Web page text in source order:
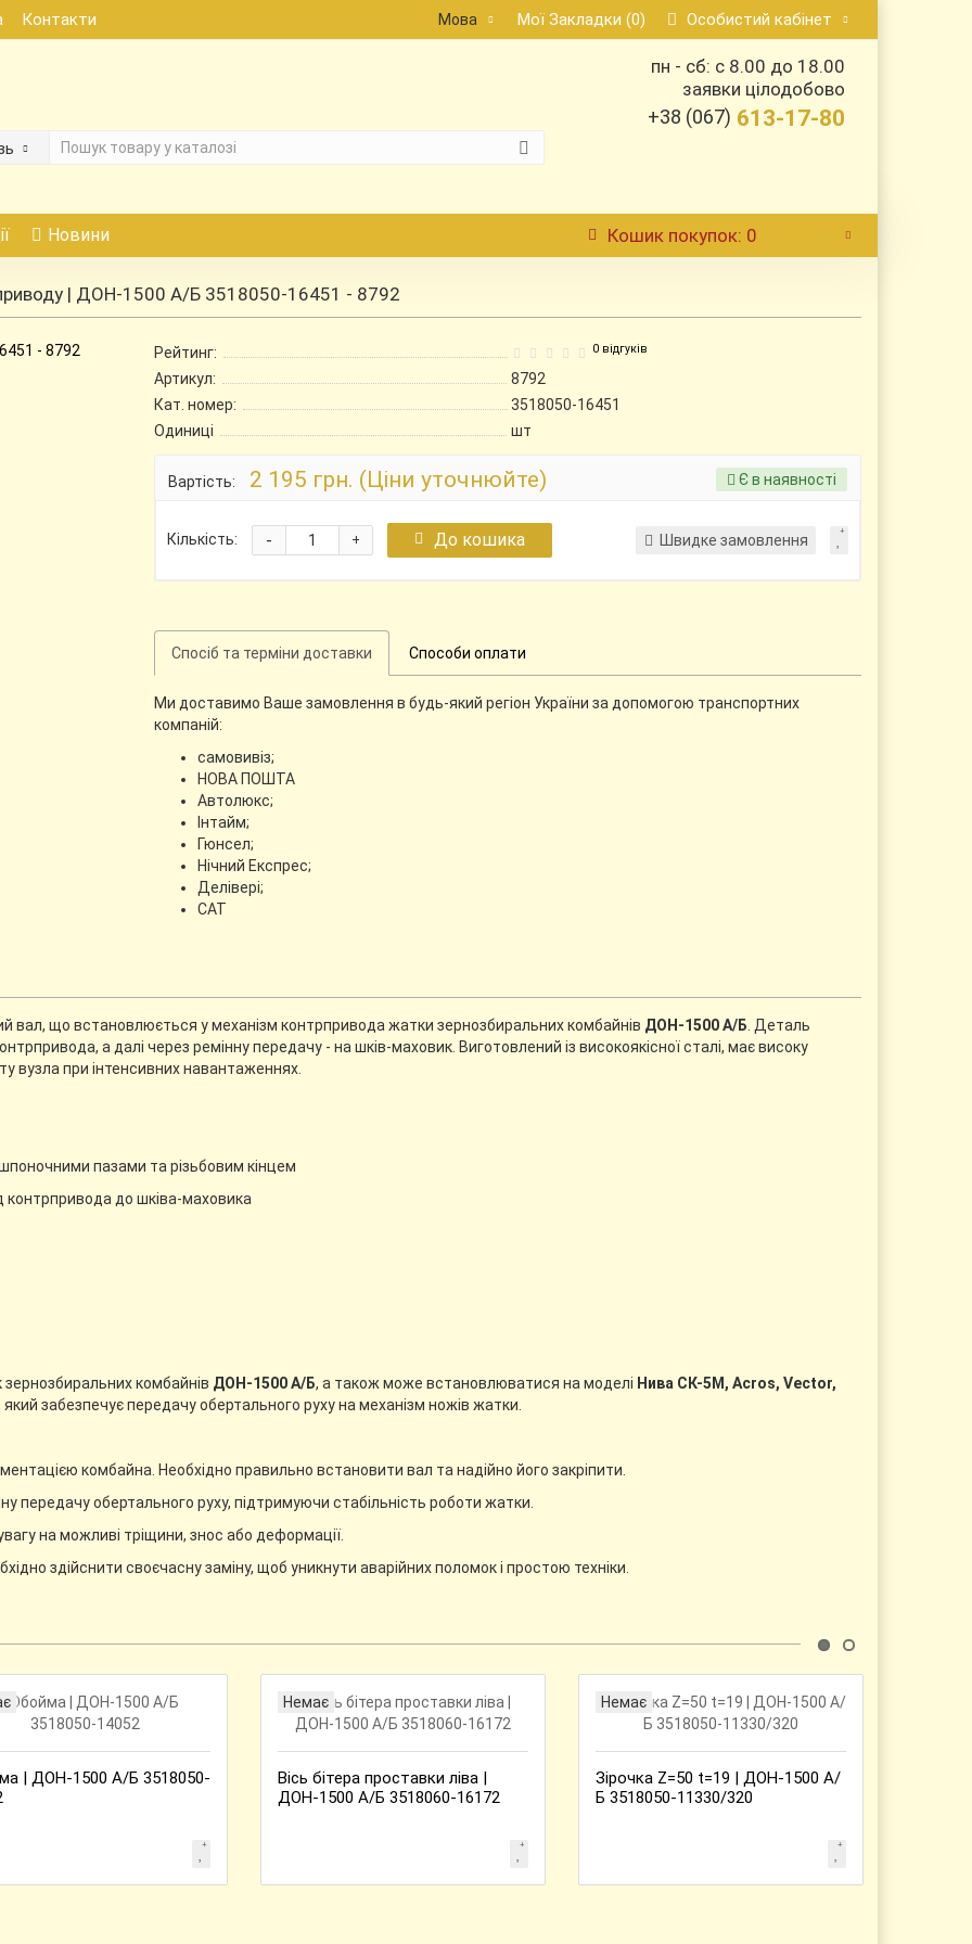
Контакти Мова Мої Закладки (0) Особистий кабінет
пн - сб: с 8.00 до 18.00
заявки цілодобово
+38 (067) 613-17-80
Новини Кошикпокупок: 0
| ДОН-1500 А/Б 3518050-16451 - 8792
Рейтинг: 0 відгуків
Артикул:
8792
Кат. номер:
3518050-16451
Одиниці
шт
Вартість: 2 195 грн. (Ціни уточнюйте) Є в наявності
Кількість: +
- До кошика Швидке замовлення
Спосіб та терміни доставки Способи оплати
Ми доставимо Ваше замовлення в будь-який регіон України за допомогою транспортних
компаній:
самовивіз;
НОВА ПОШТА
Автолюкс;
Інтайм;
Гюнсел;
Нічний Експрес;
Делівері;
CАТ
вал, що встановлюється у механізм контрпривода жатки зернозбиральних комбайнів ДОН-1500 А/Б . Деталь
а далі через ремінну передачу - на шків-маховик. Виготовлений із високоякісної сталі, має високу
вузла при інтенсивних навантаженнях.
пазами та різьбовим кінцем
до шківа-маховика
комбайнів ДОН-1500 А/Б, а також може встановлюватися на моделі Нива СК-5М, Acros, Vector,
забезпечує передачу обертального руху на механізм ножів жатки.
комбайна. Необхідно правильно встановити вал та надійно його закріпити.
передачу обертального руху, підтримуючи стабільність роботи жатки.
на можливі тріщини, знос або деформації.
здійснити своєчасну заміну, щоб уникнути аварійних поломок і простою техніки.
| ДОН-1500 А/Б 3518050-
Немає
Вісь бітера проставки ліва |
ДОН-1500 А/Б 3518060-16172
Немає
Зірочка Z=50 t=19 | ДОН-1500 А/
Б 3518050-11330/320